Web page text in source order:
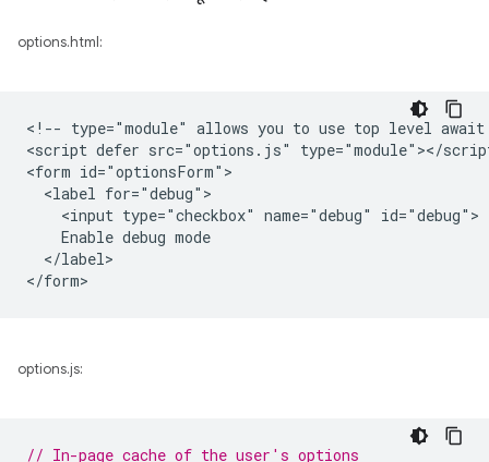
options.html:
<!-- type="module" allows you to use top level
<script defer src="options.js" type="module"></
<form id="optionsForm">
  <label for="debug">
    <input type="checkbox" name="debug" id="debug">
    Enable debug mode
  </label>
options.js:
// In-page cache of the user's options